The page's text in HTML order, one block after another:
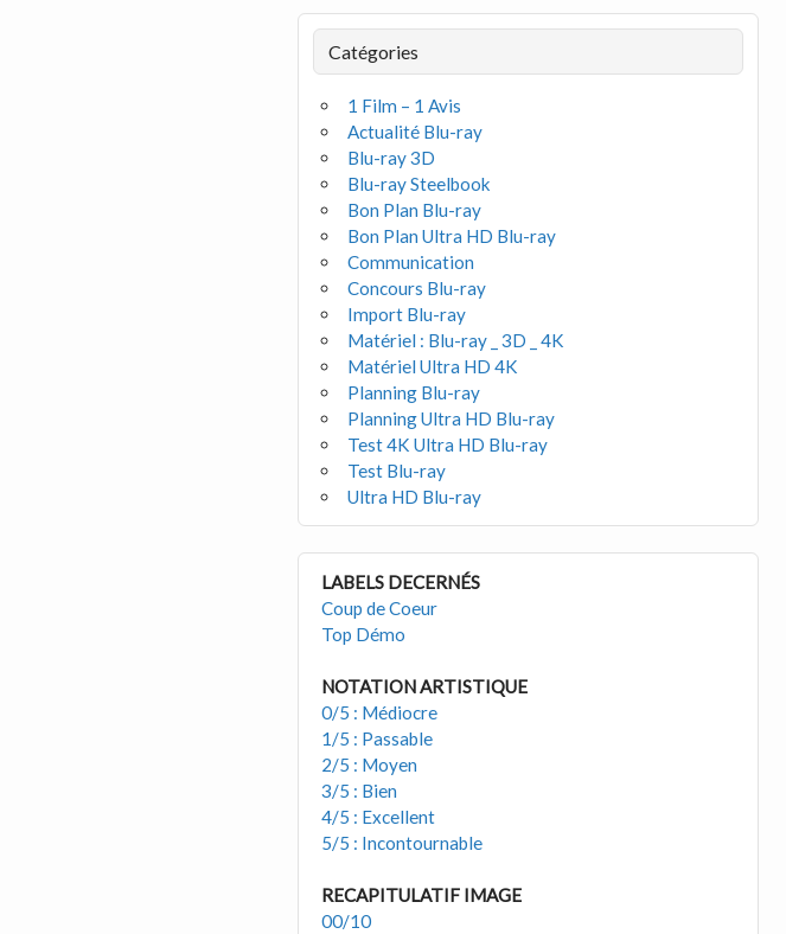
Catégories
1 Film – 1 Avis
Actualité Blu-ray
Blu-ray 3D
Blu-ray Steelbook
Bon Plan Blu-ray
Bon Plan Ultra HD Blu-ray
Communication
Concours Blu-ray
Import Blu-ray
Matériel : Blu-ray _ 3D _ 4K
Matériel Ultra HD 4K
Planning Blu-ray
Planning Ultra HD Blu-ray
Test 4K Ultra HD Blu-ray
Test Blu-ray
Ultra HD Blu-ray
LABELS DECERNÉS
Coup de Coeur
Top Démo
NOTATION ARTISTIQUE
0/5 : Médiocre
1/5 : Passable
2/5 : Moyen
3/5 : Bien
4/5 : Excellent
5/5 : Incontournable
RECAPITULATIF IMAGE
00/10